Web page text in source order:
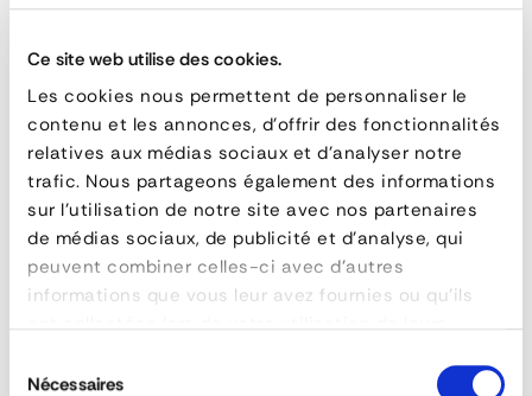
Ce site web utilise des cookies.
Les cookies nous permettent de personnaliser le
contenu et les annonces, d'offrir des fonctionnalités
relatives aux médias sociaux et d'analyser notre
trafic. Nous partageons également des informations
sur l'utilisation de notre site avec nos partenaires
de médias sociaux, de publicité et d'analyse, qui
peuvent combiner celles-ci avec d'autres
informations que vous leur avez fournies ou qu'ils
duNécessaires
Finition de haute qualité: Lepoudrage époxyde
conditions climatiques les plus extrêmes, tout en
préservant l’aspect esthétique du produit.
Installation facile et rapide: Grâce à un système de
montage intuitif, vous pouvez installer vos grilles de
protection sans difficulté, pour un ajustement parfait.
Elles sont testées Utac et déclarées conforme aux
prescriptions des Règlements Européens
3R02,6R01,7R02, 23R00 et 38R00.